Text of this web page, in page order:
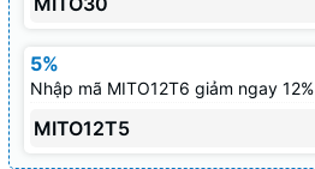
5%
Nhập mã MITO12T6 giảm ngay 12%
MITO12T5